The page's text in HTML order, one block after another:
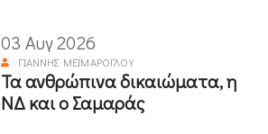
03 Αυγ 2026
ΓΙΆΝΝΗΣ ΜΕΪΜΆΡΟΓΛΟΥ
Τα ανθρώπινα δικαιώματα, η
ΝΔ και ο Σαμαράς